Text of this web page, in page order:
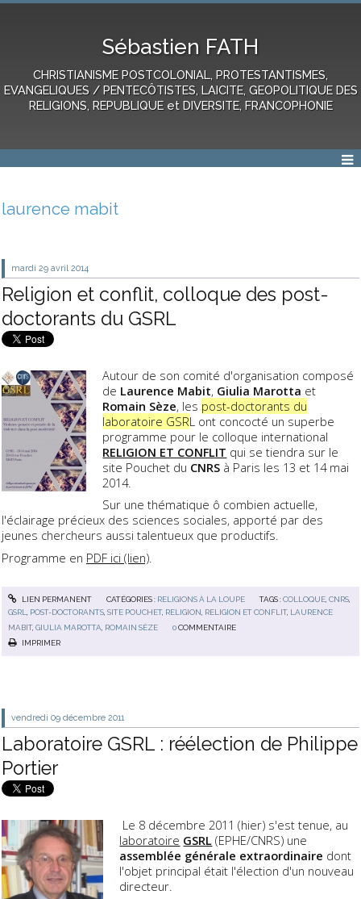
Sébastien FATH
CHRISTIANISME POSTCOLONIAL, PROTESTANTISMES,
EVANGELIQUES / PENTECÔTISTES, LAICITE, GEOPOLITIQUE DES
RELIGIONS, REPUBLIQUE et DIVERSITE, FRANCOPHONIE
laurence mabit
mardi 29 avril 2014
Religion et conflit, colloque des post-
doctorants du GSRL
Autour de son comité d'organisation composé
de Laurence Mabit, Giulia Marotta et
Romain Sèze, les post-doctorants du
laboratoire GSRL ont concocté un superbe
programme pour le colloque international
RELIGION ET CONFLIT qui se tiendra sur le
site Pouchet du CNRS à Paris les 13 et 14 mai
2014.
Sur une thématique ô combien actuelle,
l'éclairage précieux des sciences sociales, apporté par des
jeunes chercheurs aussi talentueux que productifs.
Programme en PDF ici (lien)
LIEN PERMANENT CATÉGORIES : RELIGIONS À LA LOUPE TAGS :COLLOQUE ,CNRS
GSRL
POST-DOCTORANTS ,SITE POUCHET, RELIGION RELIGION ET CONFLIT, LAURENCE
MABIT,GIULIA MAROTTA ROMAIN SÈZE 0 COMMENTAIRE
IMPRIMER
vendredi 09 décembre 2011
Laboratoire GSRL : réélection de Philippe
Portier
Le 8 décembre 2011 (hier) s'est tenue, au
laboratoire GSRL (EPHE/CNRS) une
assemblée générale extraordinaire dont
l'objet principal était l'élection d'un nouveau
directeur.